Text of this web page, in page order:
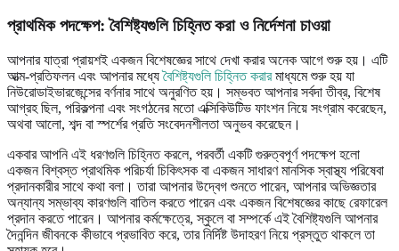
প্রাথমিক পদক্ষেপ: বৈশিষ্ট্যগুলি চিহ্নিত করা ও নির্দেশনা চাওয়া
আপনার যাত্রা প্রায়শই একজন বিশেষজ্ঞের সাথে দেখা করার অনেক আগে শুরু হয়। এটি
আত্ম-প্রতিফলন এবং আপনার মধ্যেবৈশিষ্ট্যগুলি চিহ্নিত করারমাধ্যমে শুরু হয় যা
নিউরোডাইভারজেন্সের বর্ণনার সাথে অনুরণিত হয়। সম্ভবত আপনার সর্বদা তীব্র, বিশেষ
আগ্রহ ছিল, পরিকল্পনা এবং সংগঠনের মতো এক্সিকিউটিভ ফাংশন নিয়ে সংগ্রাম করেছেন,
অথবা আলো, শব্দ বা স্পর্শের প্রতি সংবেদনশীলতা অনুভব করেছেন।
একবার আপনি এই ধরণগুলি চিহ্নিত করলে, পরবর্তী একটি গুরুত্বপূর্ণ পদক্ষেপ হলো
একজন বিশ্বস্ত প্রাথমিক পরিচর্যা চিকিৎসক বা একজন সাধারণ মানসিক স্বাস্থ্য পরিষেবা
প্রদানকারীর সাথে কথা বলা। তারা আপনার উদ্বেগ শুনতে পারেন, আপনার অভিজ্ঞতার
অন্যান্য সম্ভাব্য কারণগুলি বাতিল করতে পারেন এবং একজন বিশেষজ্ঞের কাছে রেফারেল
প্রদান করতে পারেন। আপনার কর্মক্ষেত্রে, স্কুলে বা সম্পর্কে এই বৈশিষ্ট্যগুলি আপনার
দৈনন্দিন জীবনকে কীভাবে প্রভাবিত করে, তার নির্দিষ্ট উদাহরণ নিয়ে প্রস্তুত থাকলে তা